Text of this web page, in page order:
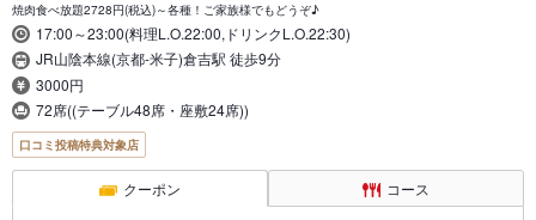
焼肉食べ放題2728円(税込)～各種！ご家族様でもどうぞ♪
17:00～23:00(料理L.O.22:00,ドリンクL.O.22:30)
JR山陰本線(京都-米子)倉吉駅 徒歩9分
3000円
72席((テーブル48席・座敷24席))
口コミ投稿特典対象店
クーポン コース